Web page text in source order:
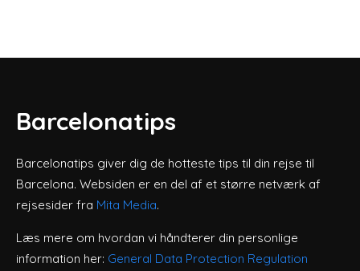
Barcelonatips
Barcelonatips giver dig de hotteste tips til din rejse til
Barcelona. Websiden er en del af et større netværk af
rejsesider fra Mita Media.
Læs mere om hvordan vi håndterer din personlige
information her: General Data Protection Regulation